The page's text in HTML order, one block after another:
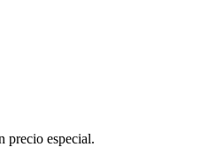
precio especial.